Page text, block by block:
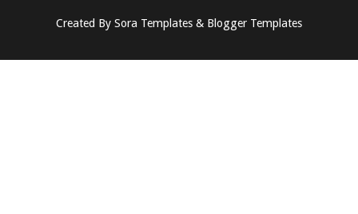
Created By Sora Templates & Blogger Templates